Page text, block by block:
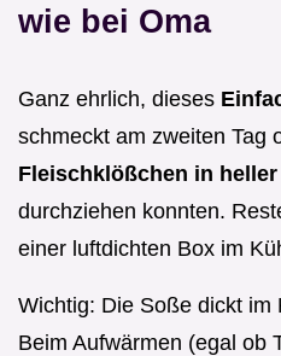
wie bei Oma
Ganz ehrlich, dieses
schmeckt am zweiten Tag
Fleischklößchen in heller
durchziehen konnten.
einer luftdichten Box im
Wichtig: Die Soße dickt im
Beim Aufwärmen (egal ob